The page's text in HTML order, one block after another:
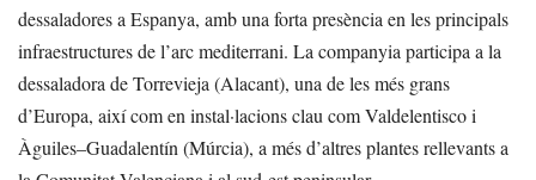
dessaladores a Espanya, amb una forta presència en les principals
infraestructures de l’arc mediterrani. La companyia participa a la
dessaladora de Torrevieja (Alacant), una de les més grans
d’Europa, així com en instal·lacions clau com Valdelentisco i
Àguiles–Guadalentín (Múrcia), a més d’altres plantes rellevants a